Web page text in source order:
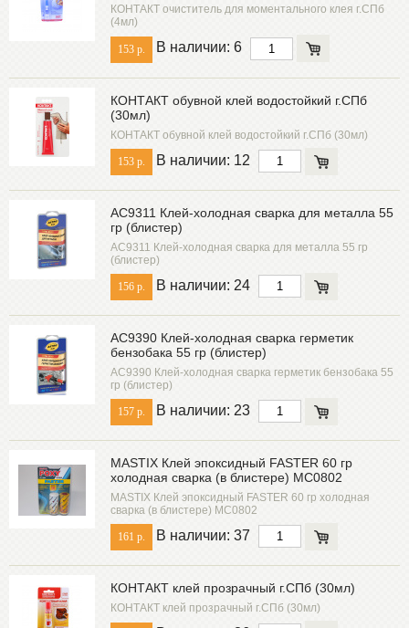
КОНТАКТ очиститель для моментального клея г.СПб
(4мл)
153 р. В наличии: 6
КОНТАКТ обувной клей водостойкий г.СПб
(30мл)
КОНТАКТ обувной клей водостойкий г.СПб (30мл)
153 р. В наличии: 12
AC9311 Клей-холодная сварка для металла 55
гр (блистер)
AC9311 Клей-холодная сварка для металла 55 гр
(блистер)
156 р. В наличии: 24
AC9390 Клей-холодная сварка герметик
бензобака 55 гр (блистер)
AC9390 Клей-холодная сварка герметик бензобака 55
гр (блистер)
157 р. В наличии: 23
MASTIX Клей эпоксидный FASTER 60 гр
холодная сварка (в блистере) MC0802
MASTIX Клей эпоксидный FASTER 60 гр холодная
сварка (в блистере) MC0802
161 р. В наличии: 37
КОНТАКТ клей прозрачный г.СПб (30мл)
КОНТАКТ клей прозрачный г.СПб (30мл)